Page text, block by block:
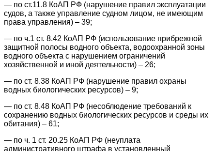
— по ст.11.8 КоАП РФ (нарушение правил эксплуатации
судов, а также управление судном лицом, не имеющим
права управления) – 39;
— по ч.1 ст. 8.42 КоАП РФ (использование прибрежной
защитной полосы водного объекта, водоохранной зоны
водного объекта с нарушением ограничений
хозяйственной и иной деятельности) – 26;
— по ст. 8.38 КоАП РФ (нарушение правил охраны
водных биологических ресурсов) – 9;
— по ст. 8.48 КоАП РФ (несоблюдение требований к
сохранению водных биологических ресурсов и среды их
обитания) – 61;
— по ч. 1 ст. 20.25 КоАП РФ (неуплата
административного штрафа в установленный